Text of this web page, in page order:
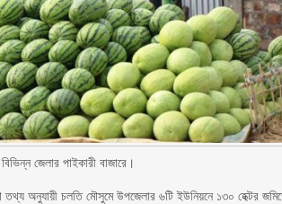
জেলার পাইকারী বাজারে।
তথ্য অনুযায়ী চলতি মৌসুমে উপজেলার ৬টি ইউনিয়নে ১৩০ হেক্টর